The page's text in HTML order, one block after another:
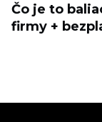
Čo je to
firmy +